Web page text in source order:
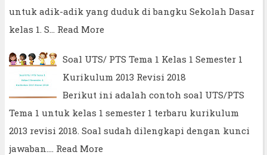
untuk adik-adik yang duduk di bangku Sekolah Dasar
kelas 1. S… Read More
Soal UTS/ PTS Tema 1 Kelas 1 Semester 1
Kurikulum 2013 Revisi 2018
Berikut ini adalah contoh soal UTS/PTS
Tema 1 untuk kelas 1 semester 1 terbaru kurikulum
2013 revisi 2018. Soal sudah dilengkapi dengan kunci
jawaban.… Read More